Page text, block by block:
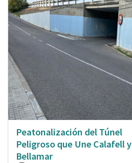
Peatonalización del Túnel
Peligroso que Une Calafell y
Bellamar